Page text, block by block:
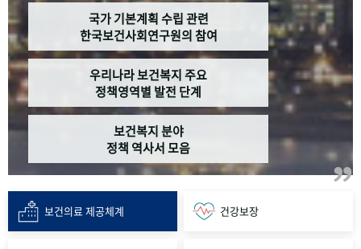
국가 기본계획 수립 관련
한국보건사회연구원의 참여
우리나라 보건복지 주요
정책영역별 발전 단계
보건복지 분야
정책 역사서 모음
보건의료 제공체계 건강보장